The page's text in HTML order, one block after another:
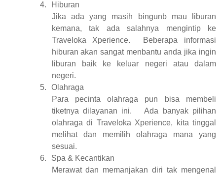
4.
Hiburan
Jika ada yang masih bingunb mau liburan
kemana, tak ada salahnya mengintip ke
Traveloka Xperience.
Beberapa informasi
hiburan akan sangat menbantu anda jika ingin
liburan baik ke keluar negeri atau dalam
negeri.
5.
Olahraga
Para pecinta olahraga pun bisa membeli
tiketnya dilayanan ini.
Ada banyak pilihan
olahraga di Traveloka Xperience, kita tinggal
melihat dan memilih olahraga mana yang
sesuai.
6.
Spa & Kecantikan
Merawat dan memanjakan diri tak mengenal